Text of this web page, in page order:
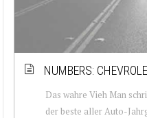
NUMBERS:
Das wahre Vieh Man
der beste aller Auto-